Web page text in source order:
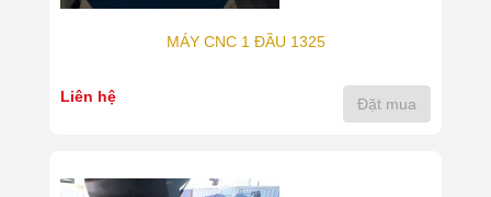
MÁY CNC 1 ĐẦU 1325
Liên hệ Đặt mua